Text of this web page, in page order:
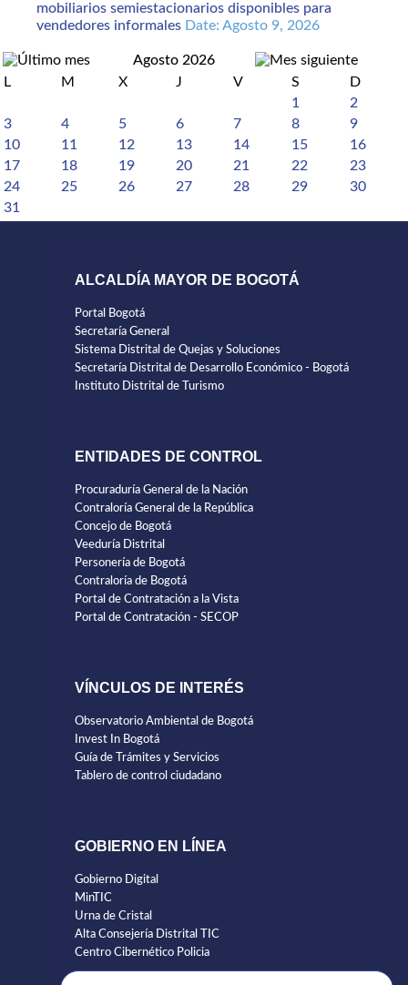
mobiliarios semiestacionarios disponibles para
vendedores informales Date: Agosto 9, 2026
Agosto 2026
L
M X J V S
D
1
2
3
4 5 6 7 8
9
10
11 12 13 14 15
16
17
18 19 20 21 22
23
24
25 26 27 28 29
30
31
ALCALDÍA MAYOR DE BOGOTÁ
Portal Bogotá
Secretaría General
Sistema Distrital de Quejas y Soluciones
Secretaría Distrital de Desarrollo Económico - Bogotá
Instituto Distrital de Turismo
ENTIDADES DE CONTROL
Procuraduría General de la Nación
Contraloría General de la República
Concejo de Bogotá
Veeduría Distrital
Personería de Bogotá
Contraloría de Bogotá
Portal de Contratación a la Vista
Portal de Contratación - SECOP
VÍNCULOS DE INTERÉS
Observatorio Ambiental de Bogotá
Invest In Bogotá
Guía de Trámites y Servicios
Tablero de control ciudadano
GOBIERNO EN LÍNEA
Gobierno Digital
MinTIC
Urna de Cristal
Alta Consejería Distrital TIC
Centro Cibernético Policia